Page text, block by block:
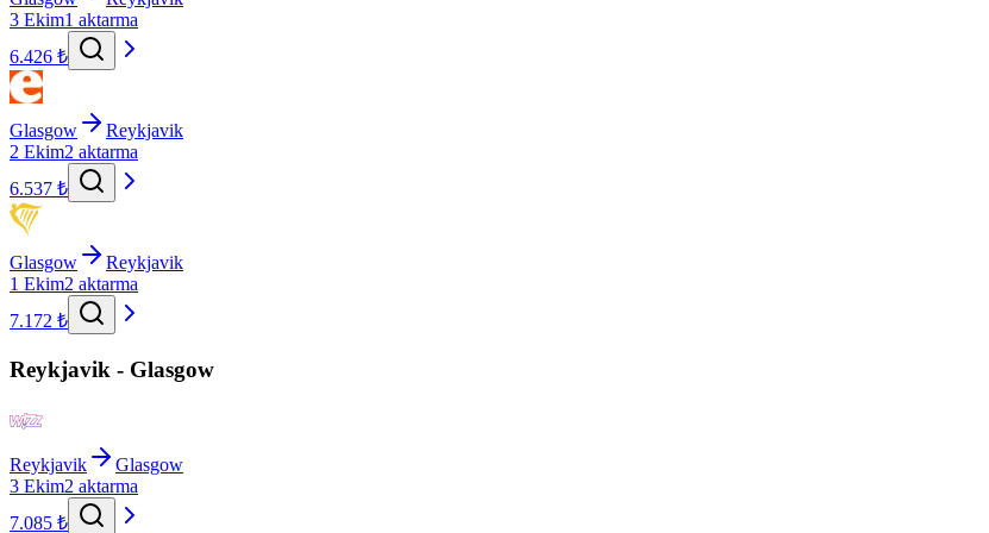
3 Ekim1 aktarma
6.426 ₺
Glasgow
Reykjavik
2 Ekim2 aktarma
6.537 ₺
Glasgow
Reykjavik
1 Ekim2 aktarma
7.172 ₺
Reykjavik - Glasgow
Reykjavik
Glasgow
3 Ekim2 aktarma
7.085 ₺